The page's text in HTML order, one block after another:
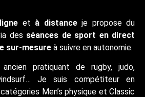
et à distanceje propose du
des séances de sport en direct
sur-mesure à suivre en autonomie.
ancien pratiquant de rugby, judo,
Je suis compétiteur en
Men’s physique et Classic